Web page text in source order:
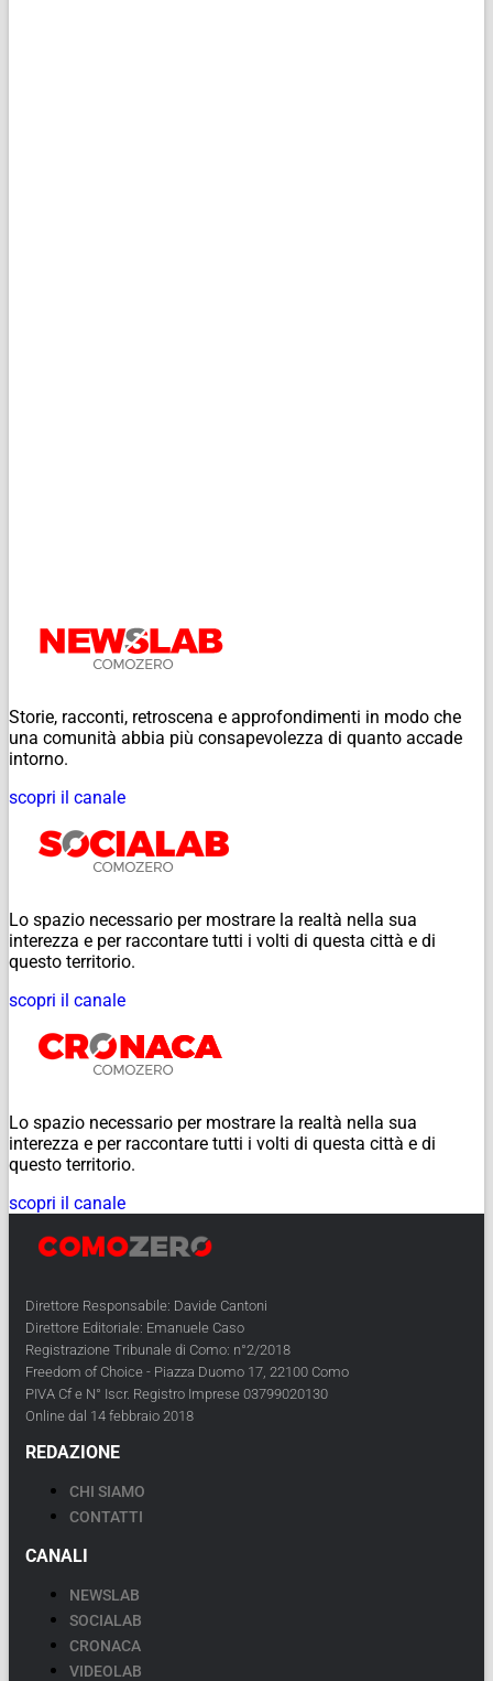
Storie, racconti, retroscena e approfondimenti in modo che
una comunità abbia più consapevolezza di quanto accade
intorno.
scopri il canale
Lo spazio necessario per mostrare la realtà nella sua
interezza e per raccontare tutti i volti di questa città e di
questo territorio.
scopri il canale
Lo spazio necessario per mostrare la realtà nella sua
interezza e per raccontare tutti i volti di questa città e di
questo territorio.
scopri il canale
Direttore Responsabile: Davide Cantoni
Direttore Editoriale: Emanuele Caso
Registrazione Tribunale di Como: n°2/2018
Freedom of Choice - Piazza Duomo 17, 22100 Como
PIVA Cf e N° Iscr. Registro Imprese 03799020130
Online dal 14 febbraio 2018
REDAZIONE
CHI SIAMO
CONTATTI
CANALI
NEWSLAB
SOCIALAB
CRONACA
VIDEOLAB